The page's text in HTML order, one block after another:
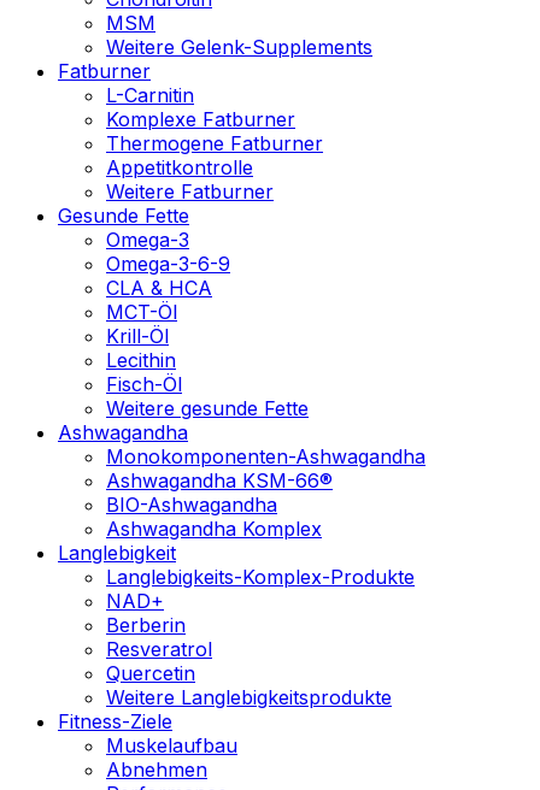
MSM
Weitere Gelenk-Supplements
Fatburner
L-Carnitin
Komplexe Fatburner
Thermogene Fatburner
Appetitkontrolle
Weitere Fatburner
Gesunde Fette
Omega-3
Omega-3-6-9
CLA & HCA
MCT-Öl
Krill-Öl
Lecithin
Fisch-Öl
Weitere gesunde Fette
Ashwagandha
Monokomponenten-Ashwagandha
Ashwagandha KSM-66®
BIO-Ashwagandha
Ashwagandha Komplex
Langlebigkeit
Langlebigkeits-Komplex-Produkte
NAD+
Berberin
Resveratrol
Quercetin
Weitere Langlebigkeitsprodukte
Fitness-Ziele
Muskelaufbau
Abnehmen